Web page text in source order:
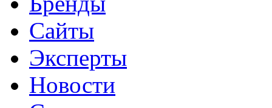
Сайты
Эксперты
Новости